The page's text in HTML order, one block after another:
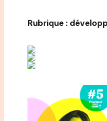
Rubrique :